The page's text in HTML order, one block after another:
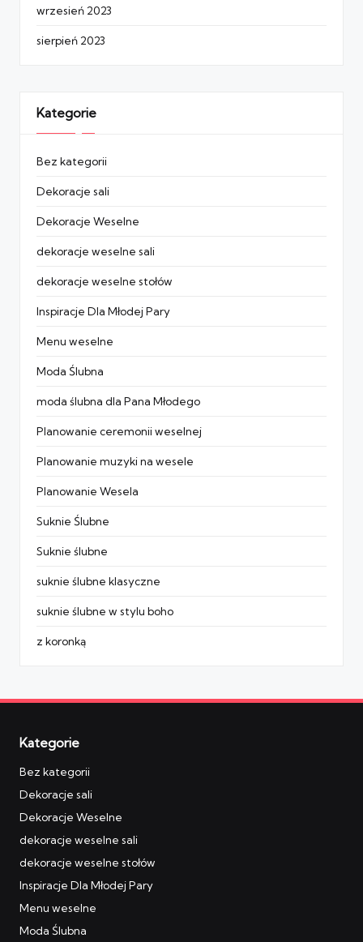
wrzesień 2023
sierpień 2023
Kategorie
Bez kategorii
Dekoracje sali
Dekoracje Weselne
dekoracje weselne sali
dekoracje weselne stołów
Inspiracje Dla Młodej Pary
Menu weselne
Moda Ślubna
moda ślubna dla Pana Młodego
Planowanie ceremonii weselnej
Planowanie muzyki na wesele
Planowanie Wesela
Suknie Ślubne
Suknie ślubne
suknie ślubne klasyczne
suknie ślubne w stylu boho
z koronką
Kategorie
Bez kategorii
Dekoracje sali
Dekoracje Weselne
dekoracje weselne sali
dekoracje weselne stołów
Inspiracje Dla Młodej Pary
Menu weselne
Moda Ślubna